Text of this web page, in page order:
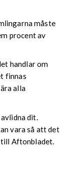
måste
procent av
handlar om
finnas
alla
dit.
vara så att det
Aftonbladet.